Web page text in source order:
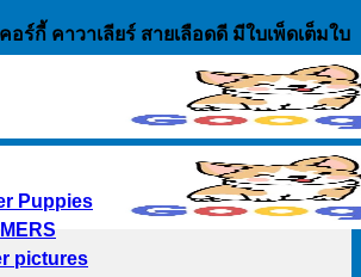
ร์กี้ คาวาเลียร์ สายเลือดดี มีใบเพ็ดเต็มใบ
Puppies
pictures